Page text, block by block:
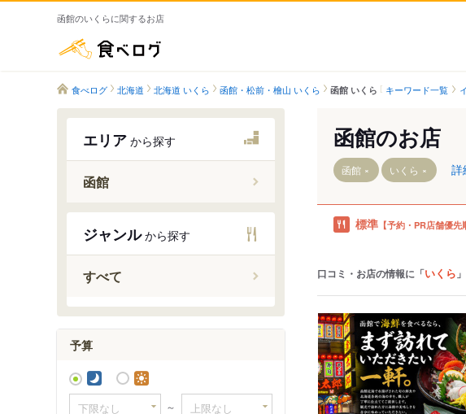
函館のいくらに関するお店
食べログ 北海道 北海道 いくら 函館・松前・檜山 いくら 函館 いくら キーワード一覧
エリア から探す
函館
函館駅
桔梗駅
湯の川駅
湯の川温泉駅
函館アリーナ前駅
駒場車庫前駅
競馬場前駅（函館）
ジャンルから探す
すべて
予算
～
函館のお店
函館 いくら 詳
標準 【予約・PR店舗優先
口コミ・お店の情報に「いくら